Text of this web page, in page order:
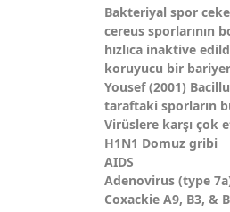
Bakteriyal spor
cereus sporlarının
hızlıca inaktive
koruyucu bir
Yousef (2001)
taraftaki sporların
Virüslere karşı çok
H1N1 Domuz gribi
AIDS
Adenovirus (type
Coxackie A9, B3, &